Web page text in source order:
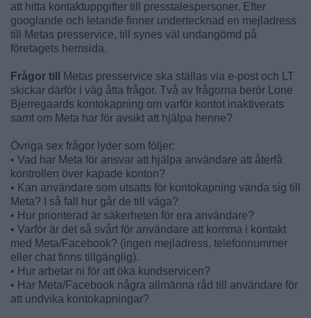
att hitta kontaktuppgifter till presstalespersoner. Efter
googlande och letande finner undertecknad en mejladress
till Metas presservice, till synes väl undangömd på
företagets hemsida.
Frågor till
Metas presservice ska ställas via e-post och LT
skickar därför i väg åtta frågor. Två av frågorna berör Lone
Bjerregaards kontokapning om varför kontot inaktiverats
samt om Meta har för avsikt att hjälpa henne?
Övriga sex frågor lyder som följer:
• Vad har Meta för ansvar att hjälpa användare att återfå
kontrollen över kapade konton?
• Kan användare som utsatts för kontokapning vända sig till
Meta? I så fall hur går de till väga?
• Hur prioriterad är säkerheten för era användare?
• Varför är det så svårt för användare att komma i kontakt
med Meta/Facebook? (ingen mejladress, telefonnummer
eller chat finns tillgänglig).
• Hur arbetar ni för att öka kundservicen?
• Har Meta/Facebook några allmänna råd till användare för
att undvika kontokapningar?